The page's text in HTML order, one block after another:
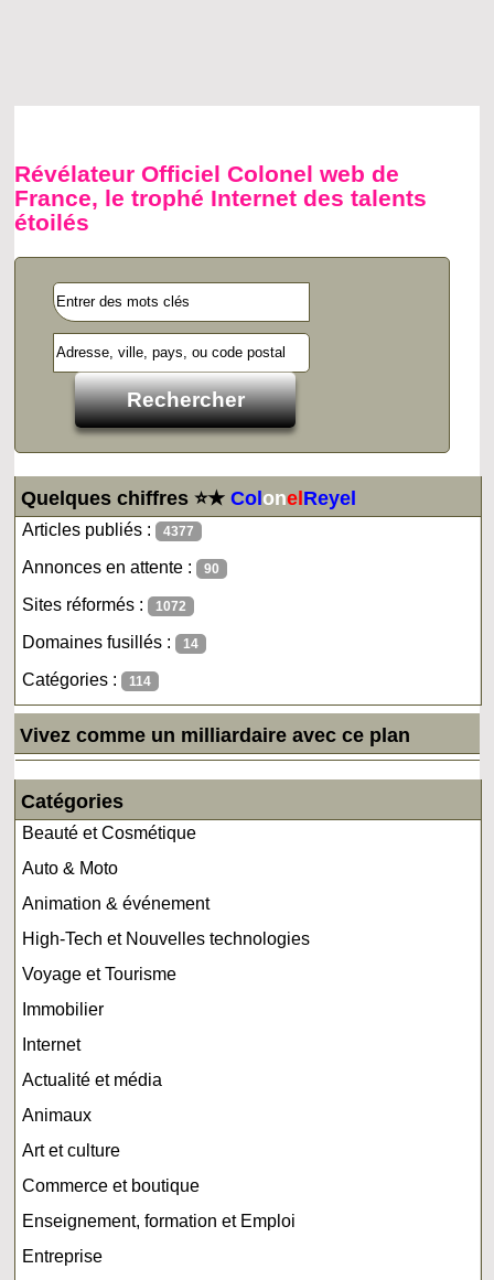
Révélateur Officiel Colonel web de
France, le trophé Internet des talents
étoilés
Quelques chiffres ⭐★ColonelReyel
Articles publiés : 4377
Annonces en attente : 90
Sites réformés : 1072
Domaines fusillés : 14
Catégories : 114
Vivez comme un milliardaire avec ce plan
Catégories
Beauté et Cosmétique
Auto & Moto
Animation & événement
High-Tech et Nouvelles technologies
Voyage et Tourisme
Immobilier
Internet
Actualité et média
Animaux
Art et culture
Commerce et boutique
Enseignement, formation et Emploi
Entreprise